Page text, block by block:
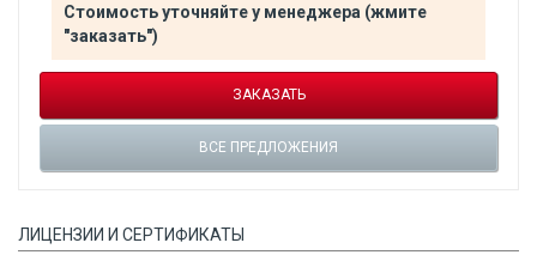
Стоимость уточняйте у менеджера (жмите
"заказать")
ЗАКАЗАТЬ
ВСЕ ПРЕДЛОЖЕНИЯ
ЛИЦЕНЗИИ И СЕРТИФИКАТЫ